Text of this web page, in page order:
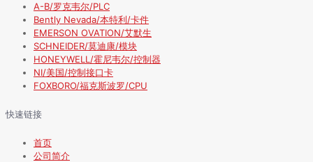
A-B/罗克韦尔/PLC
Bently Nevada/本特利/卡件
EMERSON OVATION/艾默生
SCHNEIDER/莫迪康/模块
HONEYWELL/霍尼韦尔/控制器
NI/美国/控制接口卡
FOXBORO/福克斯波罗/CPU
快速链接
首页
公司简介